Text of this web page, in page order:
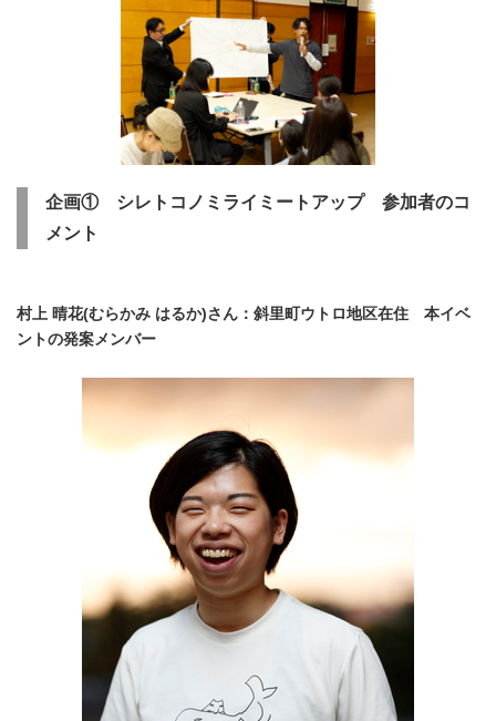
企画① シレトコノミライミートアップ 参加者のコ
メント
村上 晴花(むらかみ はるか)さん：斜里町ウトロ地区在住 本イベ
ントの発案メンバー